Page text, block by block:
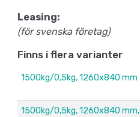
Leasing:
(för svenska företag)
Finns i flera varianter
1500kg/0,5kg, 1260x840 mm
1500kg/0,5kg, 1260x840 mm,